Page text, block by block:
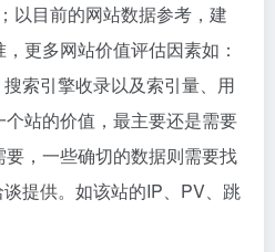
以目前的网站数据参考，建
更多网站价值评估因素如：
索引擎收录以及索引量、用
站的价值，最主要还是需要
，一些确切的数据则需要找
提供。如该站的IP、PV、跳